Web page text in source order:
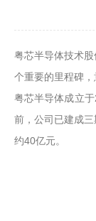
粤芯半导体技术
个重要的里程碑，
粤芯半导体成立
前，公司已建成
约40亿元。